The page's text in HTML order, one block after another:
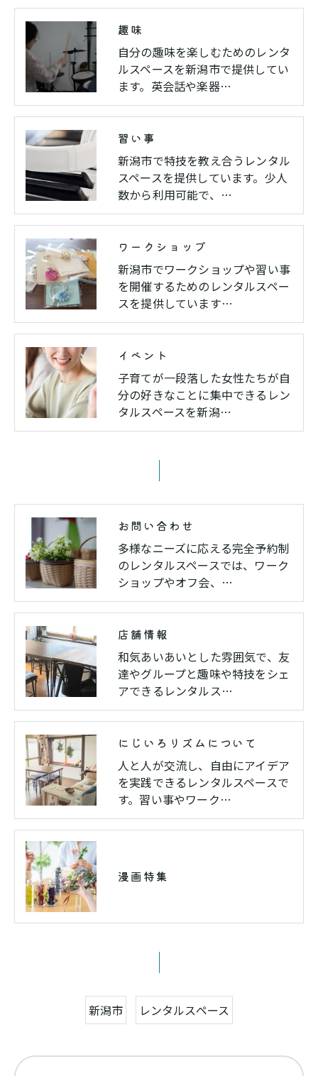
趣味
自分の趣味を楽しむためのレンタ
ルスペースを新潟市で提供してい
ます。英会話や楽器…
習い事
新潟市で特技を教え合うレンタル
スペースを提供しています。少人
数から利用可能で、…
ワークショップ
新潟市でワークショップや習い事
を開催するためのレンタルスペー
スを提供しています…
イベント
子育てが一段落した女性たちが自
分の好きなことに集中できるレン
タルスペースを新潟…
お問い合わせ
多様なニーズに応える完全予約制
のレンタルスペースでは、ワーク
ショップやオフ会、…
店舗情報
和気あいあいとした雰囲気で、友
達やグループと趣味や特技をシェ
アできるレンタルス…
にじいろリズムについて
人と人が交流し、自由にアイデア
を実践できるレンタルスペースで
す。習い事やワーク…
漫画特集
新潟市 レンタルスペース